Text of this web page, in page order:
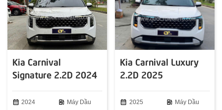
Kia Carnival
Signature 2.2D 2024
calendar_month 2024 ev_station Máy Dầu
Kia Carnival Luxury
2.2D 2025
calendar_month 2025 ev_station Máy Dầu